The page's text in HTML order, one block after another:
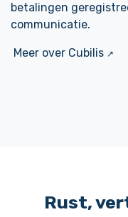
betalingen
communicatie.
Meer over Cubilis ↗
Rust,